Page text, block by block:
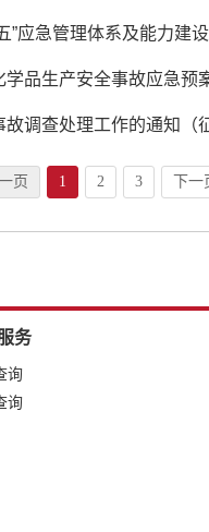
”应急管理体系及能力建
学品生产安全事故应急
页 1 2 3 下一
务
询
询